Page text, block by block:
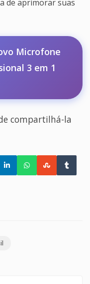
de aprimorar suas
Microfone
3 em 1
compartilhá-la